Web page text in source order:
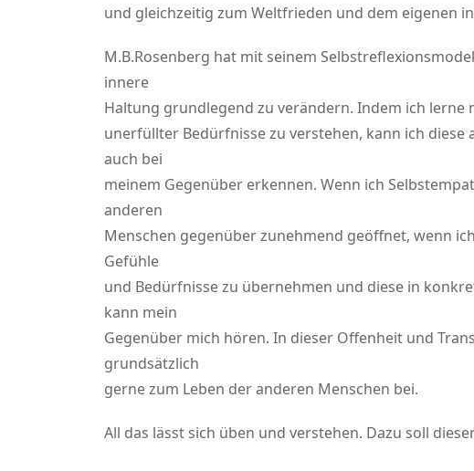
und gleichzeitig zum Weltfrieden und dem eigenen
M.B.Rosenberg hat mit seinem
innere
Haltung grundlegend zu verändern. Indem ich lerne
unerfüllter Bedürfnisse zu verstehen, kann ich diese
auch bei
meinem Gegenüber erkennen. Wenn ich
anderen
Menschen gegenüber zunehmend geöffnet, wenn
Gefühle
und Bedürfnisse zu übernehmen und diese in
kann mein
Gegenüber mich hören. In dieser Offenheit und
grundsätzlich
gerne zum Leben der anderen Menschen bei.
All das lässt sich üben und verstehen. Dazu soll